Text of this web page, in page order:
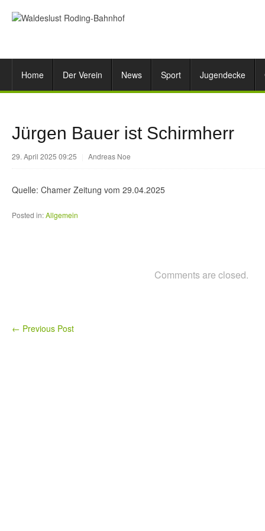
Home Der Verein News Sport Jugendecke
Jürgen Bauer ist Schirmherr
29. April 2025 09:25 Andreas Noe
Quelle: Chamer Zeitung vom 29.04.2025
Posted in:Allgemein
Comments are closed.
← Previous Post